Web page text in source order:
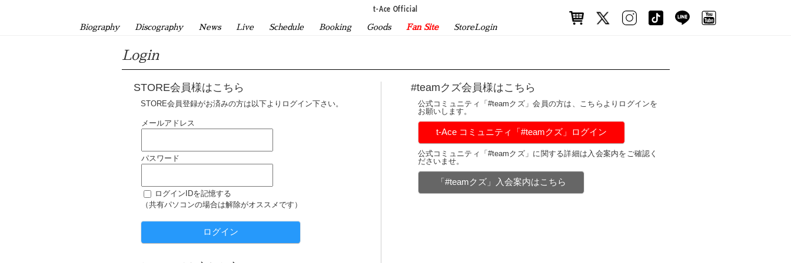
t-Ace Official
Biography Discography News Live Schedule Booking Goods Fan Site StoreLogin
Login
STORE会員様はこちら
STORE会員登録がお済みの方は以下よりログイン下さい。
メールアドレス
パスワード
ログインIDを記憶する
（共有パソコンの場合は解除がオススメです）
ログイン
#teamクズ会員様はこちら
公式コミュニティ「#teamクズ」会員の方は、こちらよりログインを
お願いします。
t-Ace コミュニティ「#teamクズ」ログイン
公式コミュニティ「#teamクズ」に関する詳細は入会案内をご確認く
ださいませ。
「#teamクズ」入会案内はこちら